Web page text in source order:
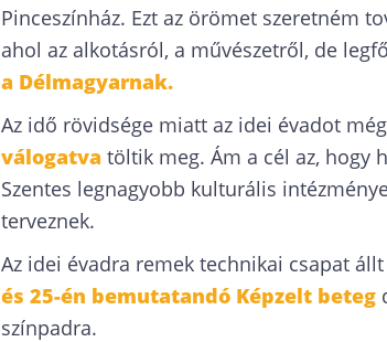
Pinceszínház. Ezt az örömet szeretném
ahol az alkotásról, a művészetről, de
a Délmagyarnak.
Az idő rövidsége miatt az idei évadot
válogatva töltik meg. Ám a cél az,
Szentes legnagyobb kulturális
terveznek.
Az idei évadra remek technikai csapat
és 25-én bemutatandó Képzelt beteg
színpadra.